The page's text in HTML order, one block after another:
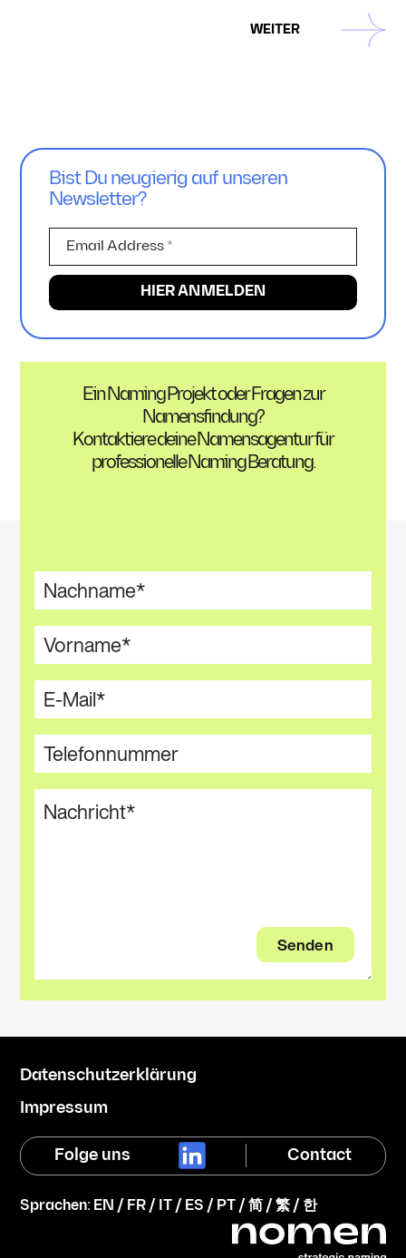
Zurück zum
Markenkern: Warum
WEITER
Bist Du neugierig auf unseren
Newsletter?
Ein Naming Projekt oder Fragen zur
Namensfindung?
Kontaktiere deine Namensagentur für
professionelle Naming Beratung.
Datenschutzerklärung
Impressum
Folge uns Contact
Sprachen: EN / FR / IT / ES / PT /简 /繁 / 한